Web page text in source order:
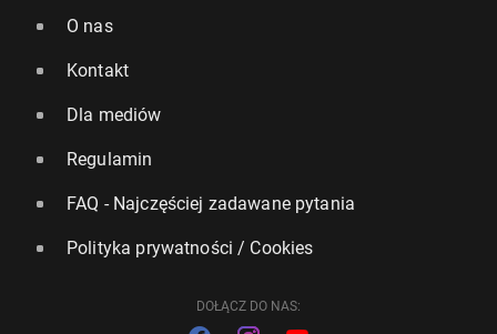
O nas
Kontakt
Dla mediów
Regulamin
FAQ - Najczęściej zadawane pytania
Polityka prywatności / Cookies
DOŁĄCZ DO NAS: